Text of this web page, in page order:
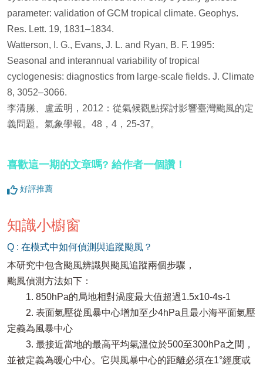
parameter: validation of GCM tropical climate. Geophys.
Res. Lett. 19, 1831–1834.
Watterson, I. G., Evans, J. L. and Ryan, B. F. 1995:
Seasonal and interannual variability of tropical
cyclogenesis: diagnostics from large-scale fields. J. Climate
8, 3052–3066.
李清縢、盧孟明，2012：從氣候觀點探討影響臺灣颱風的定
義問題。氣象學報。48，4，25-37。
喜歡這一期的文章嗎? 給作者一個讚！
好評推薦
知識小櫥窗
Q : 在模式中如何偵測與追蹤颱風？
本研究中包含颱風辨識與颱風追蹤兩個步驟，
颱風偵測方法如下：
1. 850hPa的局地相對渦度最大值超過1.5x10-4s-1
2. 表面氣壓從風暴中心增加至少4hPa且最小海平面氣壓
定義為風暴中心
3. 最接近當地的最高平均氣溫位於500至300hPa之間，
並被定義為暖心中心。它與風暴中心的距離必須在1°經度或